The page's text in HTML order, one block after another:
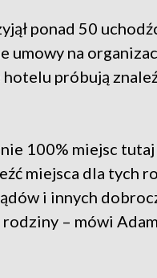
ponad 50
umowy na
próbują
100% miejsc
miejsca dla tych
i innych
– mówi